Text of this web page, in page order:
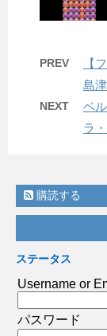
PREV
【
島
NEXT
ベ
ラ
購読する
ステータス
Username or
パスワード